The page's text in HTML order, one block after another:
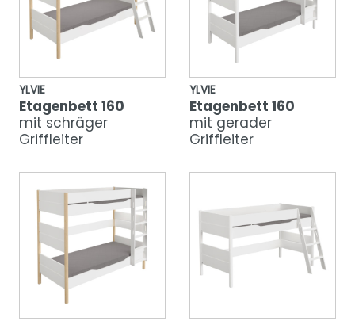
YLVIE
Etagenbett 160
mit schräger
Griffleiter
YLVIE
Etagenbett 160
mit gerader
Griffleiter